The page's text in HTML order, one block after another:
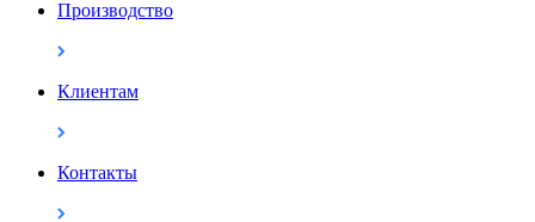
Производство
Клиентам
Контакты